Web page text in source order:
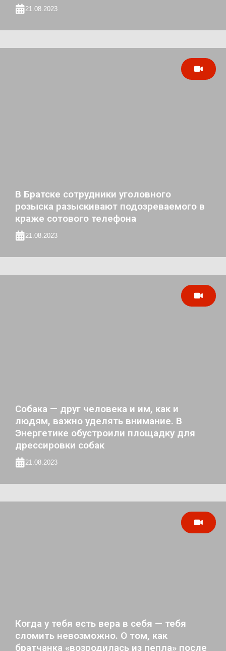
21.08.2023
В Братске сотрудники уголовного
розыска разыскивают подозреваемого в
краже сотового телефона
21.08.2023
Собака — друг человека и им, как и
людям, важно уделять внимание. В
Энергетике обустроили площадку для
дрессировки собак
21.08.2023
Когда у тебя есть вера в себя — тебя
сломить невозможно. О том, как
братчанка «возродилась из пепла» после